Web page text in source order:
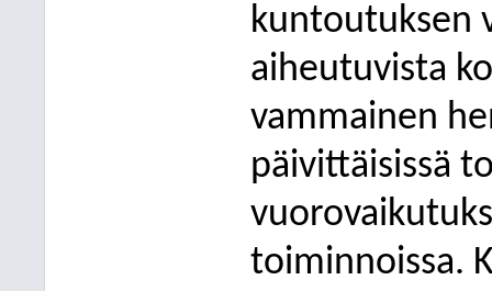
kuntoutuksen
aiheutuvista
vammainen
päivittäisissä
toiminnoissa.